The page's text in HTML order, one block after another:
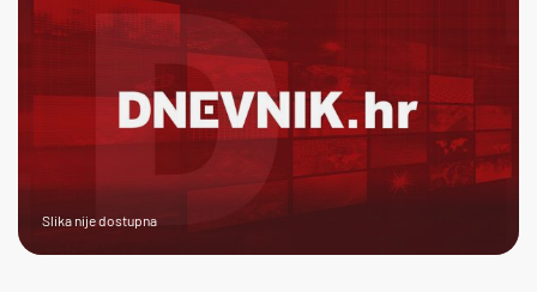
Slika nije dostupna